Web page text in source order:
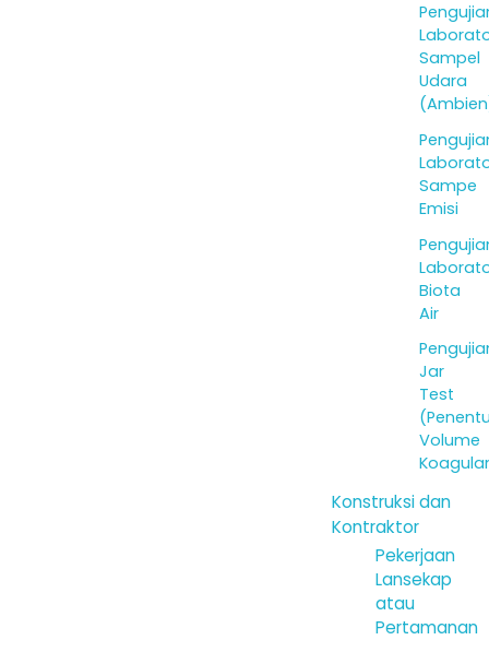
Sampel
Udara
Sampe
Emisi
Biota
Air
Jar
Test
Volume
Konstruksi dan
Kontraktor
Pekerjaan
Lansekap
atau
Pertamanan